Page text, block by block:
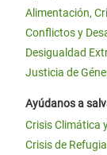
Alimentación,
Conflictos y
Desigualdad
Justicia de
Ayúdanos a
Crisis Climática
Crisis de